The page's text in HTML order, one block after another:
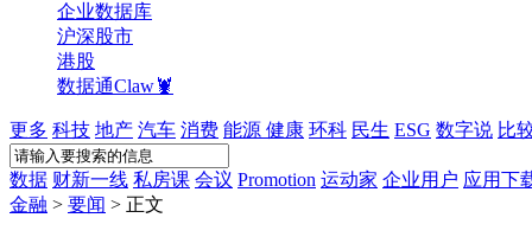
企业数据库
沪深股市
港股
数据通Claw🦞
更多 科技 地产 汽车 消费 能源 健康 环科 民生 ESG 数字说 比
数据 财新一线 私房课 会议 Promotion 运动家 企业用户 应用下
金融 > 要闻 > 正文